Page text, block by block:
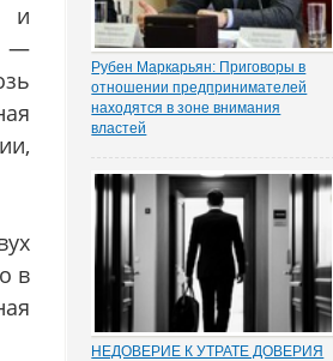
и
—
в
Рубен Маркарьян: Приговоры в
отношении предпринимателей
находятся в зоне внимания
властей
известном читателям ЭСМИ
«ЗАКОНИЯ» из журналистского
расследования «Пермский
захват». Владелец сети заправок...
НЕДОВЕРИЕ К УТРАТЕ ДОВЕРИЯ